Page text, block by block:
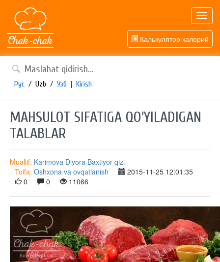
Калькулятор калорий
Рус / Uzb / Узб | Kirish
MAHSULOT SIFATIGA QO'YILADIGAN
TALABLAR
Muallif: Karimova Diyora Baxtiyor qizi
Toifa: Oshxona va ovqatlanish
2015-11-25 12:01:35
0
0 11066